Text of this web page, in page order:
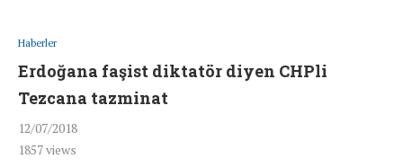
Haberler
Erdoğana faşist diktatör diyen CHPli
Tezcana tazminat
12/07/2018
1857views